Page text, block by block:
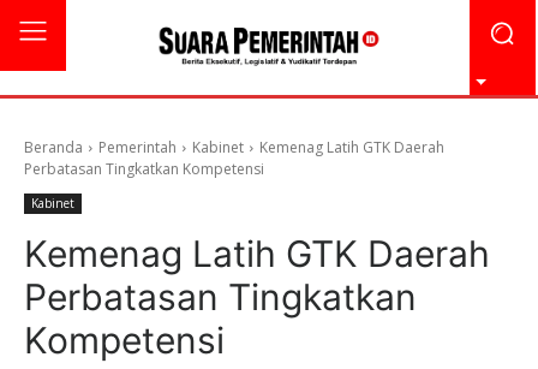
Beranda Pemerintah Kabinet
Kemenag Latih GTK Daerah
Perbatasan Tingkatkan Kompetensi
Kabinet
Kemenag Latih GTK Daerah
Perbatasan Tingkatkan
Kompetensi